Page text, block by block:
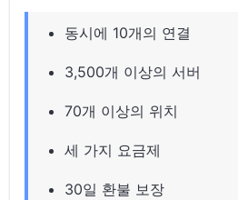
동시에 10개의 연결
3,500개 이상의 서버
70개 이상의 위치
세 가지 요금제
30일 환불 보장